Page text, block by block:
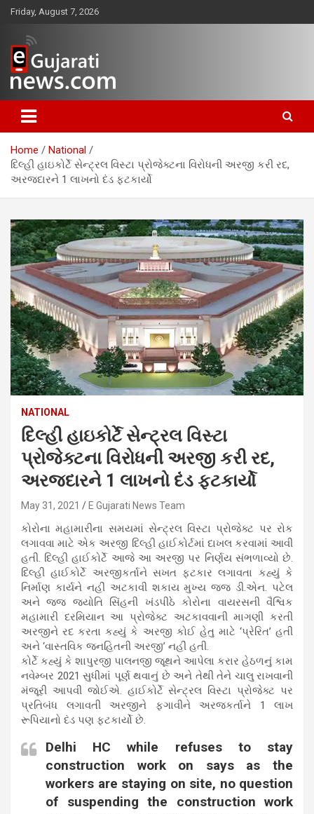
Skip
content
Friday, August 7, 2026
ગુજરાત તેમજ દેશ-વિદેશના ગુજરાતી
સમાચાર માટેનું વિશ્વસનીય ગુજરાતી
ન્યૂઝ પોર્ટલ
Home
National
દિલ્હી હાઇકોર્ટે સેન્ટ્રલ વિસ્ટા પ્રોજેક્ટના વિરોધની અરજી કરી રદ,
અરજદારને 1 લાખનો દંડ ફટકાર્યો
NATIONAL
દિલ્હી હાઇકોર્ટે સેન્ટ્રલ વિસ્ટા
પ્રોજેક્ટના વિરોધની અરજી કરી રદ,
અરજદારને 1 લાખનો દંડ ફટકાર્યો
May 31, 2021 E Gujarati News Team
કોરોના મહામારીના સમયમાં સેન્ટ્રલ વિસ્ટા પ્રોજેક્ટ પર રોક
લગાવવા માટે એક અરજી દિલ્હી હાઈકોર્ટમાં દાખલ કરવામાં આવી
હતી. દિલ્હી હાઈકોર્ટે આજે આ અરજી પર નિર્ણય સંભળાવ્યો છે.
દિલ્હી હાઈકોર્ટે અરજીકર્તાને સખત ફટકાર લગાવતા કહ્યું કે
નિર્માણ કાર્યને નહીં અટકાવી શકાય મુખ્ય જજ ડી.એન. પટેલ
અને જજ જ્યોતિ સિંહની ખંડપીઠે કોરોના વાયરસની વૈશ્વિક
મહામારી દરમિયાન આ પ્રોજેક્ટ અટકાવવાની માગણી કરતી
અરજીને રદ કરતા કહ્યું કે અરજી કોઈ હેતુ માટે ‘પ્રેરિત’ હતી
અને ‘વાસ્તવિક જનહિતની અરજી’ નહીં હતી.
કોર્ટે કહ્યું કે શાપુરજી પાલનજી જૂથને આપેલા કરાર હેઠળનું કામ
નવેમ્બર 2021 સુધીમાં પૂર્ણ થવાનું છે અને તેથી તેને ચાલુ રાખવાની
મંજૂરી આપવી જોઈએ. હાઈકોર્ટે સેન્ટ્રલ વિસ્ટા પ્રોજેક્ટ પર
પ્રતિબંધ લગાવતી અરજીને ફગાવીને અરજકર્તાને 1 લાખ
રૂપિયાનો દંડ પણ ફટકાર્યો છે.
Delhi HC while refuses to stay
construction work on says as the
workers are staying on site, no question
of suspending the construction work